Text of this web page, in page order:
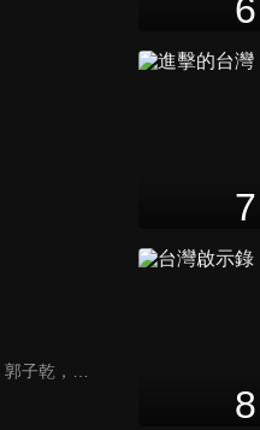
鎖定「模仿天王」郭子乾，還有高顏值學霸大學生辛辣提問唷！全新優質節目都在NOWnews《鄉民大學問》！
6
7
8